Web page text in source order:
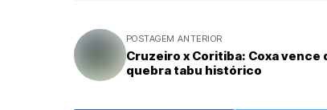
POSTAGEM ANTERIOR
Cruzeiro x Coritiba: Coxa vence
quebra tabu histórico